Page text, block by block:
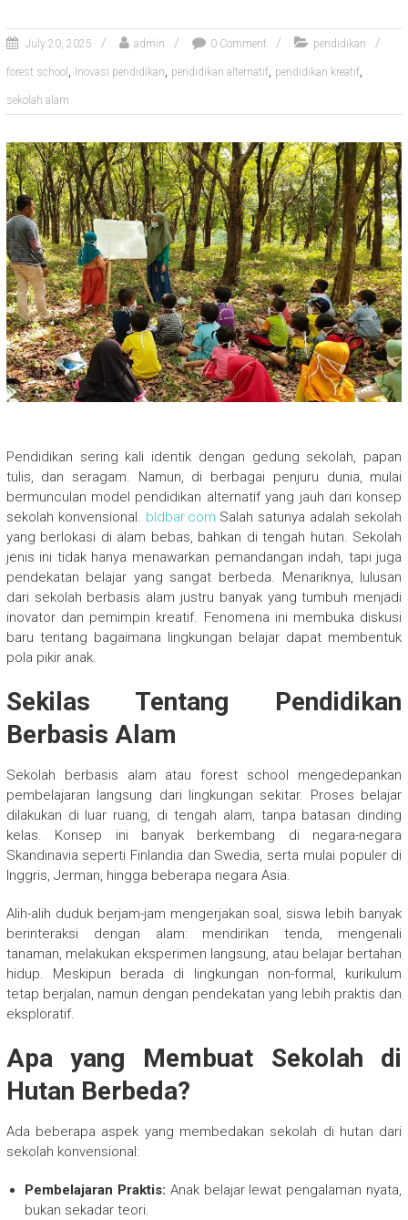
July 20, 2025 admin 0 Comment pendidikan
forest school , Inovasi pendidikan, pendidikan alternatif, pendidikan kreatif,
sekolah alam
Pendidikan sering kali identik dengan gedung sekolah, papan
tulis, dan seragam. Namun, di berbagai penjuru dunia, mulai
bermunculan model pendidikan alternatif yang jauh dari konsep
sekolah konvensional. bldbar.com Salah satunya adalah sekolah
yang berlokasi di alam bebas, bahkan di tengah hutan. Sekolah
jenis ini tidak hanya menawarkan pemandangan indah, tapi juga
pendekatan belajar yang sangat berbeda. Menariknya, lulusan
dari sekolah berbasis alam justru banyak yang tumbuh menjadi
inovator dan pemimpin kreatif. Fenomena ini membuka diskusi
baru tentang bagaimana lingkungan belajar dapat membentuk
pola pikir anak.
Sekilas Tentang Pendidikan
Berbasis Alam
Sekolah berbasis alam atau forest school mengedepankan
pembelajaran langsung dari lingkungan sekitar. Proses belajar
dilakukan di luar ruang, di tengah alam, tanpa batasan dinding
kelas. Konsep ini banyak berkembang di negara-negara
Skandinavia seperti Finlandia dan Swedia, serta mulai populer di
Inggris, Jerman, hingga beberapa negara Asia.
Alih-alih duduk berjam-jam mengerjakan soal, siswa lebih banyak
berinteraksi dengan alam: mendirikan tenda, mengenali
tanaman, melakukan eksperimen langsung, atau belajar bertahan
hidup. Meskipun berada di lingkungan non-formal, kurikulum
tetap berjalan, namun dengan pendekatan yang lebih praktis dan
eksploratif.
Apa yang Membuat Sekolah di
Hutan Berbeda?
Ada beberapa aspek yang membedakan sekolah di hutan dari
sekolah konvensional:
Pembelajaran Praktis: Anak belajar lewat pengalaman nyata,
bukan sekadar teori.